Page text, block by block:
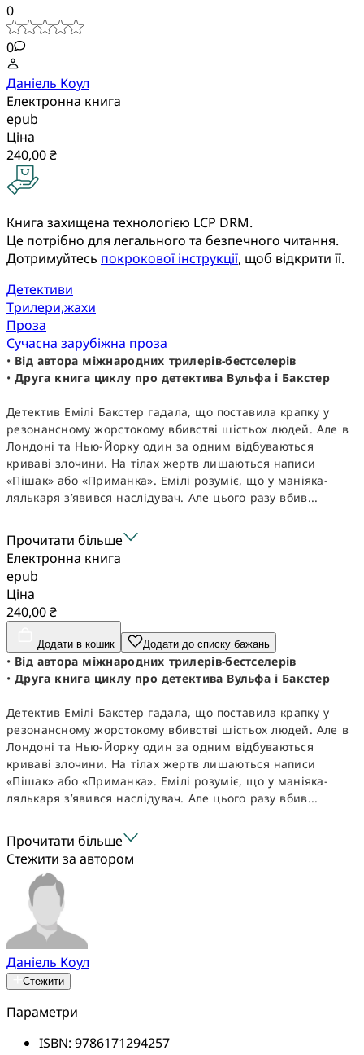
0
0
Даніель Коул
Електронна книга
epub
Ціна
240,00 ₴
Книга захищена технологією LCP DRM.
Це потрібно для легального та безпечного читання.
Дотримуйтесь покрокової інструкції, щоб відкрити її.
Детективи
Трилери,жахи
Проза
Сучасна зарубіжна проза
• Від автора міжнародних трилерів-бестселерів
•Друга книга циклу про детектива Вульфа і Бакстер
Детектив Емілі Бакстер гадала, що поставила крапку у
резонансному жорстокому вбивстві шістьох людей. Але в
Лондоні та Нью-Йорку один за одним відбуваються
криваві злочини. На тілах жертв лишаються написи
«Пішак» або «Приманка». Емілі розуміє, що у маніяка-
лялькаря з’явився наслідувач. Але цього разу вбив...
Прочитати більше
Електронна книга
epub
Ціна
240,00 ₴
Додати в кошик Додати до списку бажань
• Від автора міжнародних трилерів-бестселерів
•Друга книга циклу про детектива Вульфа і Бакстер
Детектив Емілі Бакстер гадала, що поставила крапку у
резонансному жорстокому вбивстві шістьох людей. Але в
Лондоні та Нью-Йорку один за одним відбуваються
криваві злочини. На тілах жертв лишаються написи
«Пішак» або «Приманка». Емілі розуміє, що у маніяка-
лялькаря з’явився наслідувач. Але цього разу вбив...
Прочитати більше
Стежити за автором
Даніель Коул
Стежити
Параметри
ISBN: 9786171294257